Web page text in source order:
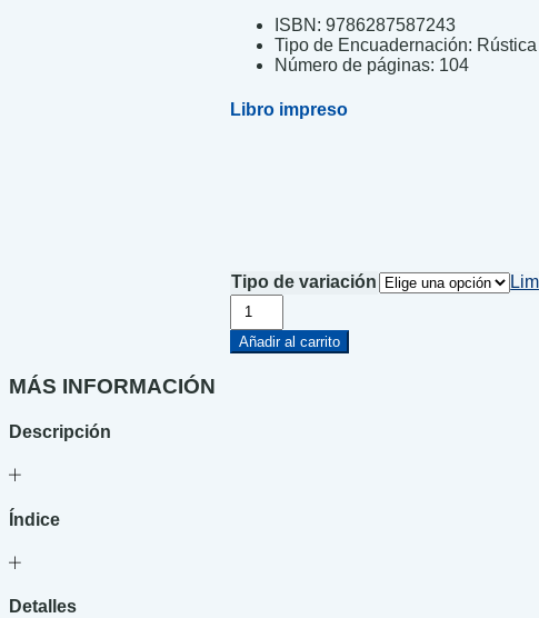
ISBN: 9786287587243
Tipo de Encuadernación:
Número de páginas: 104
Libro impreso
Tipo de variación
Cuentos
de
detectives
Añadir al carrito
MÁS INFORMACIÓN
Descripción
Índice
Detalles